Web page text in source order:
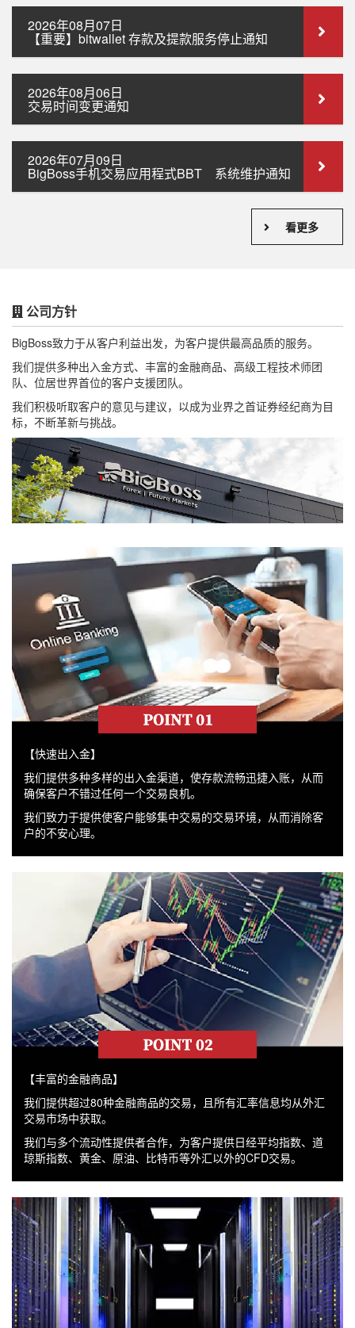
2026年08月07日
【重要】bitwallet 存款及提款服务停止通知
2026年08月06日
交易时间变更通知
2026年07月09日
BigBoss手机交易应用程式BBT 系统维护通知
看更多
公司方针
BigBoss致力于从客户利益出发，为客户提供最高品质的服务。
我们提供多种出入金方式、丰富的金融商品、高级工程技术师团
队、位居世界首位的客户支援团队。
我们积极听取客户的意见与建议，以成为业界之首证券经纪商为目
标，不断革新与挑战。
【快速出入金】
我们提供多种多样的出入金渠道，使存款流畅迅捷入账，从而
确保客户不错过任何一个交易良机。
我们致力于提供使客户能够集中交易的交易环境，从而消除客
户的不安心理。
【丰富的金融商品】
我们提供超过80种金融商品的交易，且所有汇率信息均从外汇
交易市场中获取。
我们与多个流动性提供者合作，为客户提供日经平均指数、道
琼斯指数、黄金、原油、比特币等外汇以外的CFD交易。